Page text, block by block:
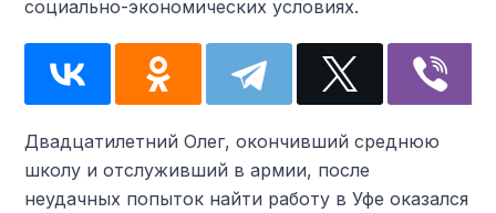
социально-экономических условиях.
Двадцатилетний Олег, окончивший среднюю
школу и отслуживший в армии, после
неудачных попыток найти работу в Уфе оказался